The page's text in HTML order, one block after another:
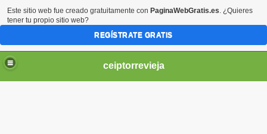
ceiptorrevieja
Este sitio web fue creado gratuitamente con PaginaWebGratis.es. ¿Quieres
tener tu propio sitio web?
REGÍSTRATE GRATIS